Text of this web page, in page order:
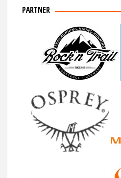
PARTNER